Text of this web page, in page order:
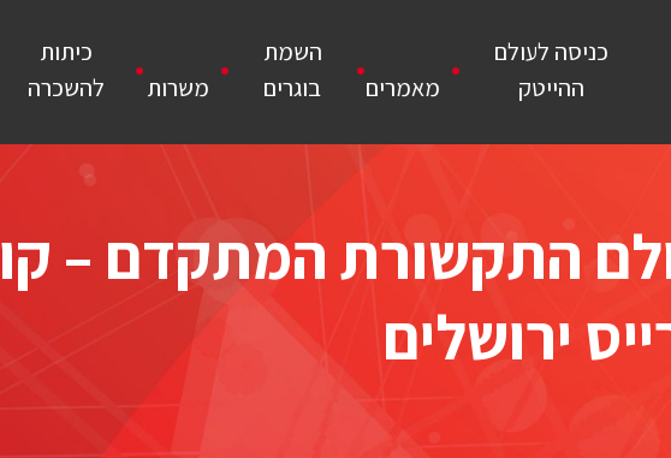
כניסה לעולם
ההייטק
מאמרים
השמת
בוגרים
משרות
כיתות
להשכרה
התקשורת המתקדם –
ירושלים